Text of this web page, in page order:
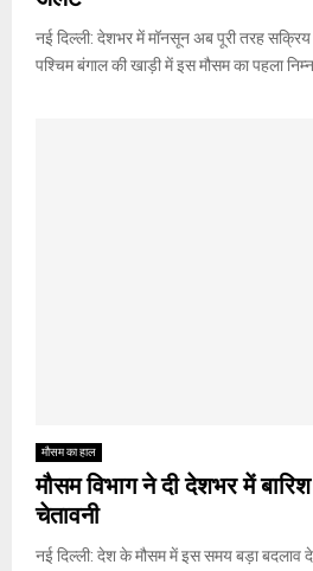
नई दिल्ली: देशभर में मॉनसून अब पूरी तरह सक्रिय
पश्चिम बंगाल की खाड़ी में इस मौसम का पहला
मौसम का हाल
मौसम विभाग ने दी देशभर में
चेतावनी
नई दिल्ली: देश के मौसम में इस समय बड़ा बदलाव